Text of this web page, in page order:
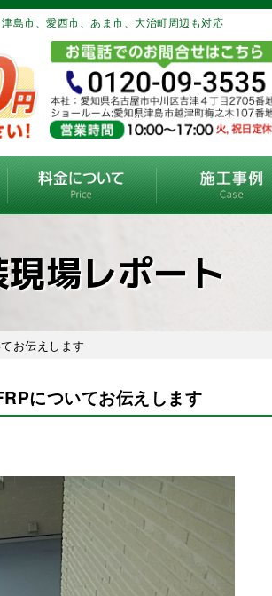
島市、愛西市、あま市、大治町周辺も対応
場レポート
お伝えします
についてお伝えします